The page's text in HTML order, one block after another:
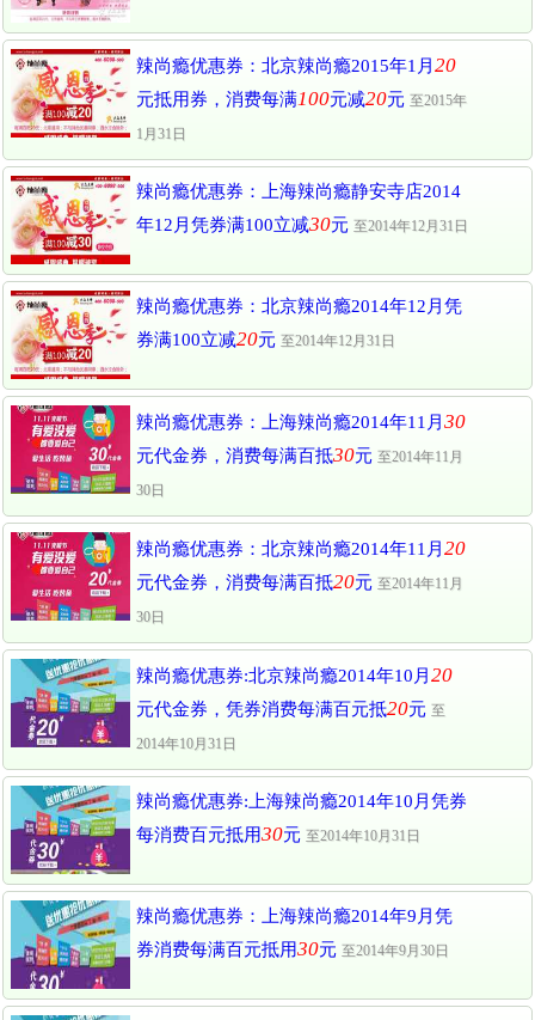
辣尚瘾优惠券：北京辣尚瘾2015年1月 20
元抵用券，消费每满100元减20元 至2015年
1月31日
辣尚瘾优惠券：上海辣尚瘾静安寺店2014
年12月凭券满100立减30元 至2014年12月31日
辣尚瘾优惠券：北京辣尚瘾2014年12月凭
券满100立减20元 至2014年12月31日
辣尚瘾优惠券：上海辣尚瘾2014年11月 30
元代金券，消费每满百抵30元 至2014年11月
30日
辣尚瘾优惠券：北京辣尚瘾2014年11月 20
元代金券，消费每满百抵20元 至2014年11月
30日
辣尚瘾优惠券:北京辣尚瘾2014年10月 20
元代金券，凭券消费每满百元抵20元 至
2014年10月31日
辣尚瘾优惠券:上海辣尚瘾2014年10月凭券
每消费百元抵用30元 至2014年10月31日
辣尚瘾优惠券：上海辣尚瘾2014年9月凭
券消费每满百元抵用30元 至2014年9月30日